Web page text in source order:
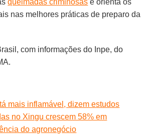
nas melhores práticas de preparo da
com informações do Inpe, do
mais inflamável, dizem estudos
no Xingu crescem 58% em
do agronegócio